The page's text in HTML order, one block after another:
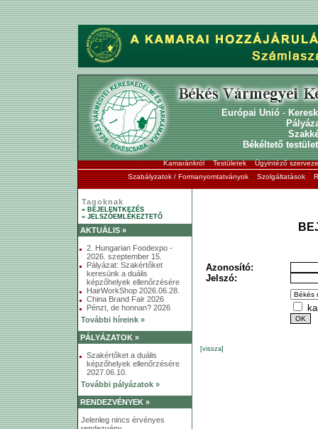
Európai Unió-
Békéltető testület
Kamaránkról Testületek
Ügyintéző
Szabályzatok / Formanyomtatványok
Szolgáltatások
Tagoknak
» BEJELENTKEZÉS
» JELSZÓEMLÉKEZTETŐ
AKTUÁLIS »
2. Hungarian Foodexpo -
2026. szeptember 15.
Pályázat: Szakértőket
keresünk a duális
képzőhelyek ellenőrzésére
HairWorkShop 2026.06.28.
China Brand Fair 2026
Pénzt, de honnan? 2026
További híreink »
PÁLYÁZATOK »
Szakértőket a duális
képzőhelyek ellenőrzésére
2027.06.10.
További pályázatok »
RENDEZVÉNYEK »
Jelenleg nincs érvényes
Azonosító:
Jelszó:
[vissza]